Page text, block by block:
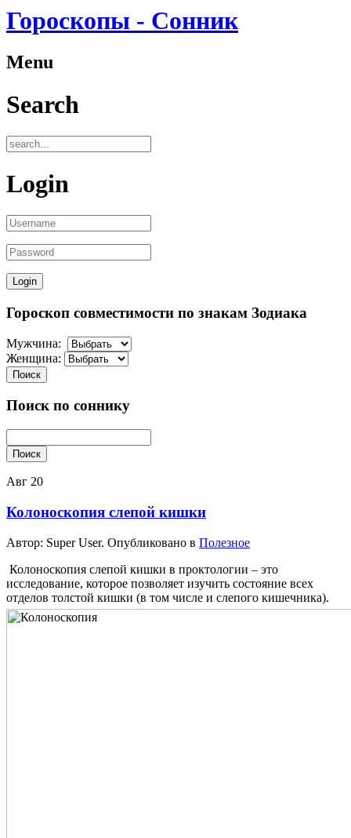
Гороскопы - Сонник
Menu
Search
Login
Гороскоп совместимости по знакам Зодиака
Мужчина:
Женщина:
Поиск
Поиск по соннику
Поиск
Авг 20
Колоноскопия слепой кишки
Автор: Super User. Опубликовано в Полезное
Колоноскопия слепой кишки в проктологии – это
исследование, которое позволяет изучить состояние всех
отделов толстой кишки (в том числе и слепого кишечника).